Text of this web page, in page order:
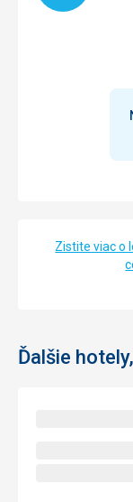
Služby
Zistite viac o
Ďalšie